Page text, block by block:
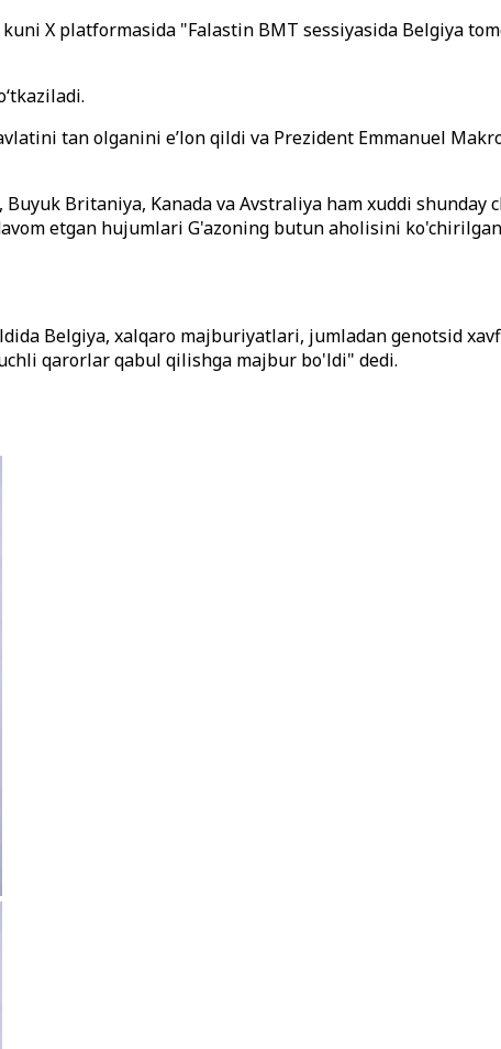
X platformasida "Falastin BMT sessiyasida Belgiya
tan olganini eʼlon qildi va Prezident Emmanuel
Britaniya, Kanada va Avstraliya ham xuddi
etgan hujumlari G'azoning butun aholisini
Belgiya, xalqaro majburiyatlari, jumladan genotsid
qarorlar qabul qilishga majbur bo'ldi" dedi.